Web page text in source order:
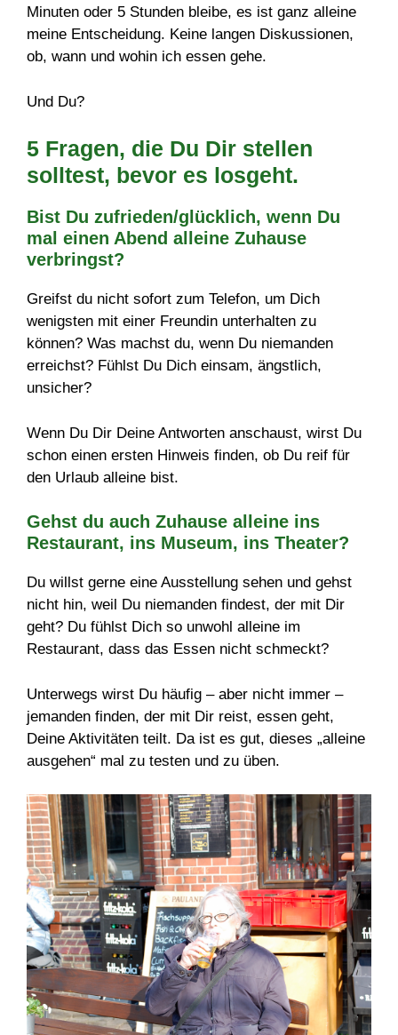
Minuten oder 5 Stunden bleibe, es ist ganz alleine
meine Entscheidung. Keine langen Diskussionen,
ob, wann und wohin ich essen gehe.
Und Du?
5 Fragen, die Du Dir stellen
solltest, bevor es losgeht.
Bist Du zufrieden/glücklich, wenn Du
mal einen Abend alleine Zuhause
verbringst?
Greifst du nicht sofort zum Telefon, um Dich
wenigsten mit einer Freundin unterhalten zu
können? Was machst du, wenn Du niemanden
erreichst? Fühlst Du Dich einsam, ängstlich,
unsicher?
Wenn Du Dir Deine Antworten anschaust, wirst Du
schon einen ersten Hinweis finden, ob Du reif für
den Urlaub alleine bist.
Gehst du auch Zuhause alleine ins
Restaurant, ins Museum, ins Theater?
Du willst gerne eine Ausstellung sehen und gehst
nicht hin, weil Du niemanden findest, der mit Dir
geht? Du fühlst Dich so unwohl alleine im
Restaurant, dass das Essen nicht schmeckt?
Unterwegs wirst Du häufig – aber nicht immer –
jemanden finden, der mit Dir reist, essen geht,
Deine Aktivitäten teilt. Da ist es gut, dieses „alleine
ausgehen“ mal zu testen und zu üben.